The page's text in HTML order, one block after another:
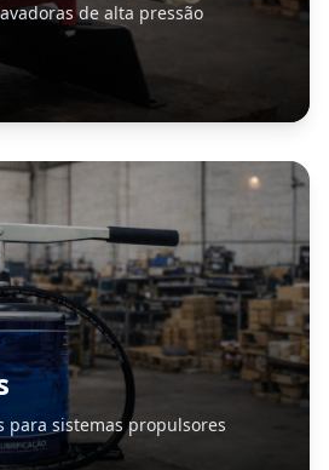
de alta pressão
para sistemas propulsores